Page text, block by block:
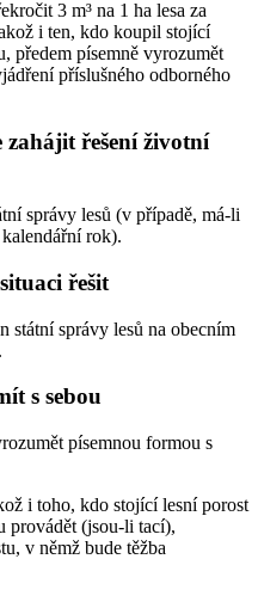
3 m³ na 1 ha lesa za
i ten, kdo koupil stojící
předem písemně vyrozumět
příslušného odborného
zahájit řešení životní
správy lesů (v případě, má-li
kalendářní rok).
řešit
státní správy lesů na obecním
s sebou
písemnou formou s
i toho, kdo stojící lesní porost
provádět (jsou-li tací),
v němž bude těžba